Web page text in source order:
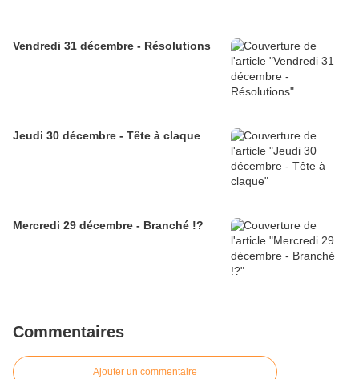
Vendredi 31 décembre - Résolutions
Jeudi 30 décembre - Tête à claque
Mercredi 29 décembre - Branché !?
Commentaires
Ajouter un commentaire